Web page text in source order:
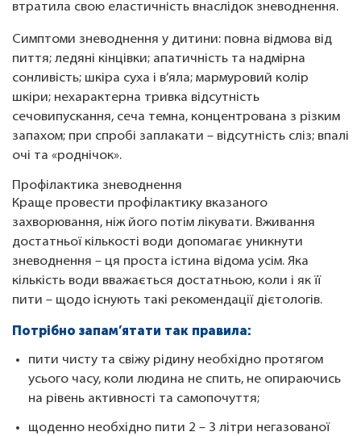
втратила свою еластичність внаслідок зневоднення.
Симптоми зневоднення у дитини: повна відмова від
пиття; ледяні кінцівки; апатичність та надмірна
сонливість; шкіра суха і в’яла; мармуровий колір
шкіри; нехарактерна тривка відсутність
сечовипускання, сеча темна, концентрована з різким
запахом; при спробі заплакати – відсутність сліз; впалі
очі та «роднічок».
Профілактика зневоднення
Краще провести профілактику вказаного
захворювання, ніж його потім лікувати. Вживання
достатньої кількості води допомагає уникнути
зневоднення – ця проста істина відома усім. Яка
кількість води вважається достатньою, коли і як її
пити – щодо існують такі рекомендації дієтологів.
Потрібно запам’ятати так правила:
пити чисту та свіжу рідину необхідно протягом
усього часу, коли людина не спить, не опираючись
на рівень активності та самопочуття;
щоденно необхідно пити 2 – 3 літри негазованої